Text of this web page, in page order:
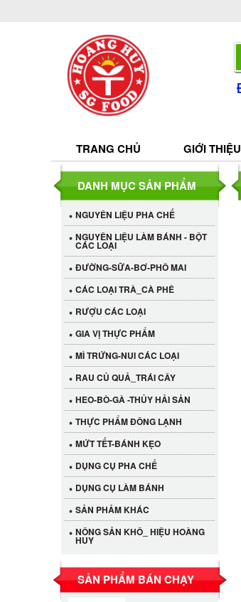
TRANG CHỦ GIỚI THIỆU
DANH MỤC SẢN PHẨM
NGUYÊN LIỆU PHA CHẾ
NGUYÊN LIỆU LÀM BÁNH - BỘT
CÁC LOẠI
ĐƯỜNG-SỮA-BƠ-PHÔ MAI
CÁC LOẠI TRÀ_CÀ PHÊ
RƯỢU CÁC LOẠI
GIA VỊ THỰC PHẨM
MÌ TRỨNG-NUI CÁC LOẠI
RAU CỦ QUẢ_TRÁI CÂY
HEO-BÒ-GÀ -THỦY HẢI SẢN
THỰC PHẨM ĐÔNG LẠNH
MỨT TẾT-BÁNH KẸO
DỤNG CỤ PHA CHẾ
DỤNG CỤ LÀM BÁNH
SẢN PHẢM KHÁC
NÔNG SẢN KHÔ_ HIỆU HOÀNG
HUY
SẢN PHẨM BÁN CHẠY
Cần Tây Đà Lạt
40.000 VND
LỐC 12 HỦ
LKK 260g